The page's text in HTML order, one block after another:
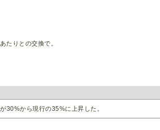
たりとの交換で。
30%から現行の35%に上昇した。